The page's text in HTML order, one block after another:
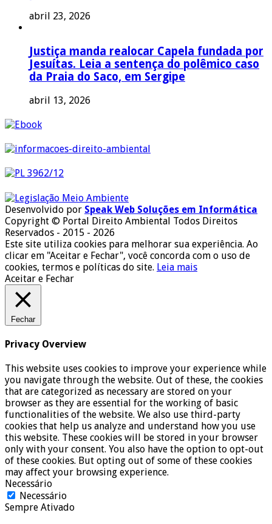
abril 23, 2026
Justiça manda realocar Capela fundada por
Jesuítas. Leia a sentença do polêmico caso
da Praia do Saco, em Sergipe
abril 13, 2026
Desenvolvido por Speak Web Soluções em Informática
Copyright © Portal Direito Ambiental Todos Direitos
Reservados - 2015 - 2026
Este site utiliza cookies para melhorar sua experiência. Ao
clicar em "Aceitar e Fechar", você concorda com o uso de
cookies, termos e políticas do site. Leia mais
Aceitar e Fechar
Fechar
Privacy Overview
This website uses cookies to improve your experience while
you navigate through the website. Out of these, the cookies
that are categorized as necessary are stored on your
browser as they are essential for the working of basic
functionalities of the website. We also use third-party
cookies that help us analyze and understand how you use
this website. These cookies will be stored in your browser
only with your consent. You also have the option to opt-out
of these cookies. But opting out of some of these cookies
may affect your browsing experience.
Necessário
Necessário
Sempre Ativado